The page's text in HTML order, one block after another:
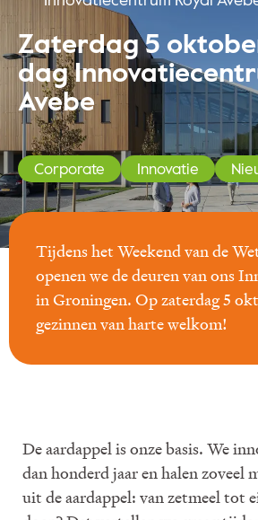
Zaterdag 5
dag
Avebe
Corporate Innovatie
Tijdens het Weekend van de
openen we de deuren van ons
in Groningen. Op zaterdag 5
gezinnen van harte welkom!
De aardappel is onze basis. We
dan honderd jaar en halen zoveel
uit de aardappel: van zetmeel tot